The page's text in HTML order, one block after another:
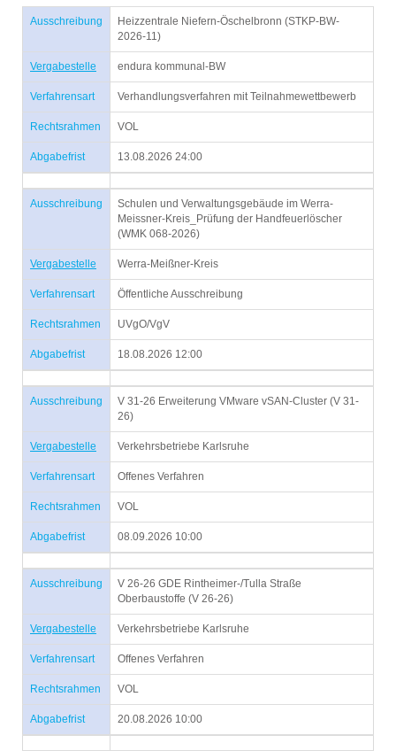
Ausschreibung
Heizzentrale Niefern-Öschelbronn (STKP-BW-
2026-11)
Vergabestelle endura kommunal-BW
Verfahrensart Verhandlungsverfahren mit Teilnahmewettbewerb
Rechtsrahmen VOL
Abgabefrist 13.08.2026 24:00
Ausschreibung
Schulen und Verwaltungsgebäude im Werra-
Meissner-Kreis_Prüfung der Handfeuerlöscher
(WMK 068-2026)
Vergabestelle Werra-Meißner-Kreis
Verfahrensart Öffentliche Ausschreibung
Rechtsrahmen UVgO/VgV
Abgabefrist 18.08.2026 12:00
Ausschreibung
V 31-26 Erweiterung VMware vSAN-Cluster (V 31-
26)
Vergabestelle Verkehrsbetriebe Karlsruhe
Verfahrensart Offenes Verfahren
Rechtsrahmen VOL
Abgabefrist 08.09.2026 10:00
Ausschreibung
V 26-26 GDE Rintheimer-/Tulla Straße
Oberbaustoffe (V 26-26)
Vergabestelle Verkehrsbetriebe Karlsruhe
Verfahrensart Offenes Verfahren
Rechtsrahmen VOL
Abgabefrist 20.08.2026 10:00